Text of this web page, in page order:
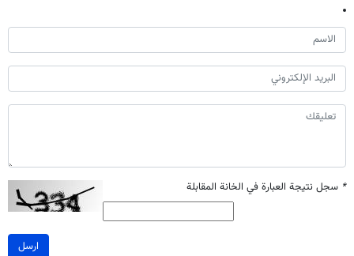
* سجل نتيجة العبارة في الخانة المقابلة
ارسل